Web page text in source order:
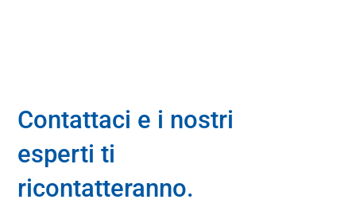
Contattaci e i nostri
esperti ti
ricontatteranno.